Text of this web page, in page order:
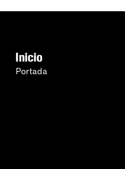
Inicio
Portada